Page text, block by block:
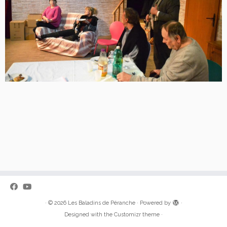
· © 2026 Les Baladins de Péranche· Powered by
·
Designed with the Customizr theme ·